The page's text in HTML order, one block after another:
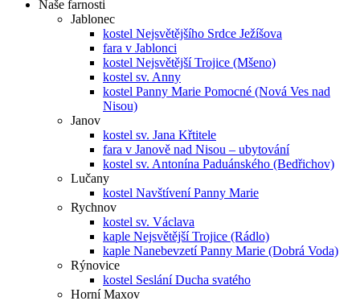
Naše farnosti
Jablonec
kostel Nejsvětějšího Srdce Ježíšova
fara v Jablonci
kostel Nejsvětější Trojice (Mšeno)
kostel sv. Anny
kostel Panny Marie Pomocné (Nová Ves nad
Nisou)
Janov
kostel sv. Jana Křtitele
fara v Janově nad Nisou – ubytování
kostel sv. Antonína Paduánského (Bedřichov)
Lučany
kostel Navštívení Panny Marie
Rychnov
kostel sv. Václava
kaple Nejsvětější Trojice (Rádlo)
kaple Nanebevzetí Panny Marie (Dobrá Voda)
Rýnovice
kostel Seslání Ducha svatého
Horní Maxov